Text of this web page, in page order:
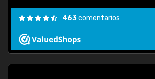
463comentarios